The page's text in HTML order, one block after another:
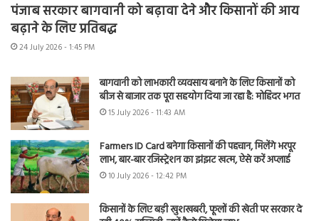
पंजाब सरकार बागवानी को बढ़ावा देने और किसानों की आय
बढ़ाने के लिए प्रतिबद्ध
24 July 2026 - 1:45 PM
बागवानी को लाभकारी व्यवसाय बनाने के लिए किसानों को
बीज से बाजार तक पूरा सहयोग दिया जा रहा है: मोहिंदर भगत
15 July 2026 - 11:43 AM
Farmers ID Card बनेगा किसानों की पहचान, मिलेंगे भरपूर
लाभ, बार-बार रजिस्ट्रेशन का झंझट खत्म, ऐसे करें अप्लाई
10 July 2026 - 12:42 PM
किसानों के लिए बड़ी खुशखबरी, फूलों की खेती पर सरकार दे